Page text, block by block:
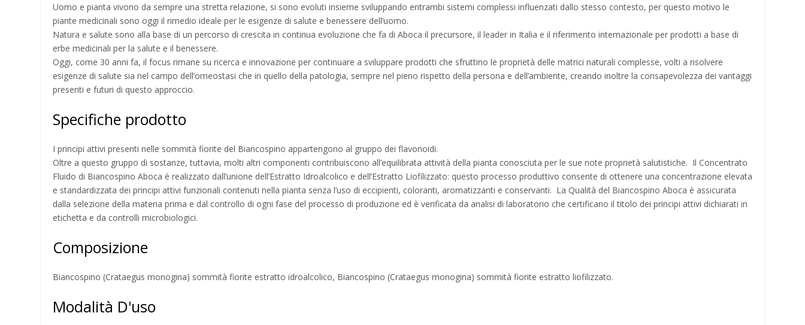
Uomo e pianta vivono da sempre una stretta relazione, si sono evoluti insieme sviluppando entrambi sistemi complessi influenzati dallo stesso contesto, per questo motivo le
piante medicinali sono oggi il rimedio ideale per le esigenze di salute e benessere dell’uomo.
Natura e salute sono alla base di un percorso di crescita in continua evoluzione che fa di Aboca il precursore, il leader in Italia e il riferimento internazionale per prodotti a base di
erbe medicinali per la salute e il benessere.
Oggi, come 30 anni fa, il focus rimane su ricerca e innovazione per continuare a sviluppare prodotti che sfruttino le proprietà delle matrici naturali complesse, volti a risolvere
esigenze di salute sia nel campo dell’omeostasi che in quello della patologia, sempre nel pieno rispetto della persona e dell’ambiente, creando inoltre la consapevolezza dei vantaggi
presenti e futuri di questo approccio.
Specifiche prodotto
I principi attivi presenti nelle sommità fiorite del Biancospino appartengono al gruppo dei flavonoidi.
Oltre a questo gruppo di sostanze, tuttavia, molti altri componenti contribuiscono all’equilibrata attività della pianta conosciuta per le sue note proprietà salutistiche. Il Concentrato
Fluido di Biancospino Aboca è realizzato dall’unione dell’Estratto Idroalcolico e dell’Estratto Liofilizzato: questo processo produttivo consente di ottenere una concentrazione elevata
e standardizzata dei principi attivi funzionali contenuti nella pianta senza l’uso di eccipienti, coloranti, aromatizzanti e conservanti. La Qualità del Biancospino Aboca è assicurata
dalla selezione della materia prima e dal controllo di ogni fase del processo di produzione ed è verificata da analisi di laboratorio che certificano il titolo dei principi attivi dichiarati in
etichetta e da controlli microbiologici.
Composizione
Biancospino (Crataegus monogina) sommità fiorite estratto idroalcolico, Biancospino (Crataegus monogina) sommità fiorite estratto liofilizzato.
Modalità D'uso